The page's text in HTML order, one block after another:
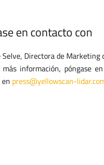
en contacto con
Selve, Directora de Marketing
más información, póngase
press@yellowscan-